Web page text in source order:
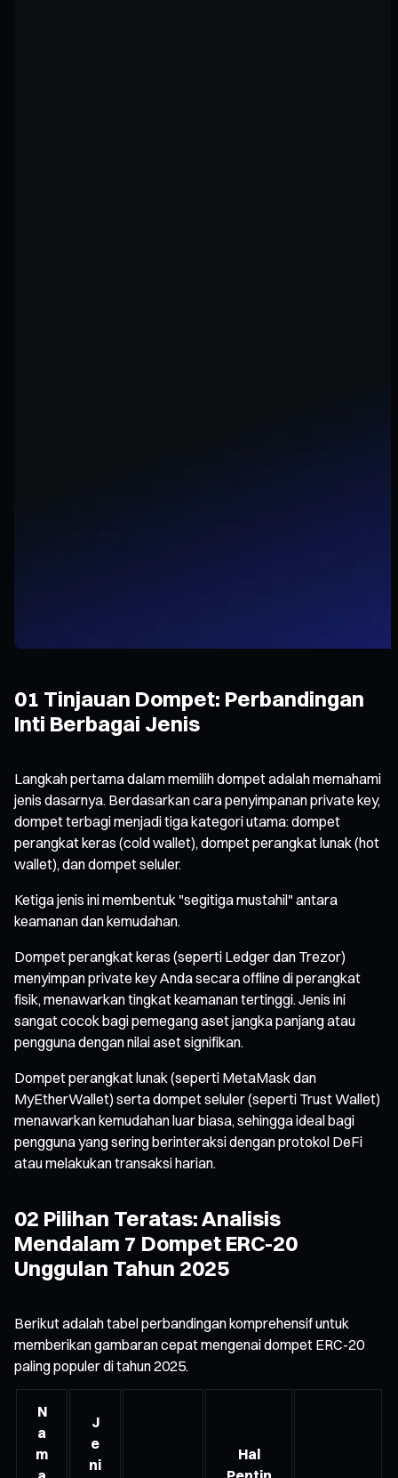
01 Tinjauan Dompet: Perbandingan
Inti Berbagai Jenis
Langkah pertama dalam memilih dompet adalah memahami
jenis dasarnya. Berdasarkan cara penyimpanan private key,
dompet terbagi menjadi tiga kategori utama: dompet
perangkat keras (cold wallet), dompet perangkat lunak (hot
wallet), dan dompet seluler.
Ketiga jenis ini membentuk "segitiga mustahil" antara
keamanan dan kemudahan.
Dompet perangkat keras (seperti Ledger dan Trezor)
menyimpan private key Anda secara offline di perangkat
fisik, menawarkan tingkat keamanan tertinggi. Jenis ini
sangat cocok bagi pemegang aset jangka panjang atau
pengguna dengan nilai aset signifikan.
Dompet perangkat lunak (seperti MetaMask dan
MyEtherWallet) serta dompet seluler (seperti Trust Wallet)
menawarkan kemudahan luar biasa, sehingga ideal bagi
pengguna yang sering berinteraksi dengan protokol DeFi
atau melakukan transaksi harian.
02 Pilihan Teratas: Analisis
Mendalam 7 Dompet ERC-20
Unggulan Tahun 2025
Berikut adalah tabel perbandingan komprehensif untuk
memberikan gambaran cepat mengenai dompet ERC-20
paling populer di tahun 2025.
N
a
m
J
e
ni
Hal